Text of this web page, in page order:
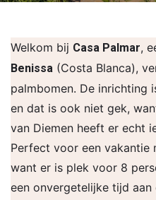
Welkom bij Casa Palmar,
Benissa (Costa Blanca),
palmbomen. De inrichting
en dat is ook niet gek,
van Diemen heeft er echt
Perfect voor een vakantie
want er is plek voor 8
een onvergetelijke tijd aan